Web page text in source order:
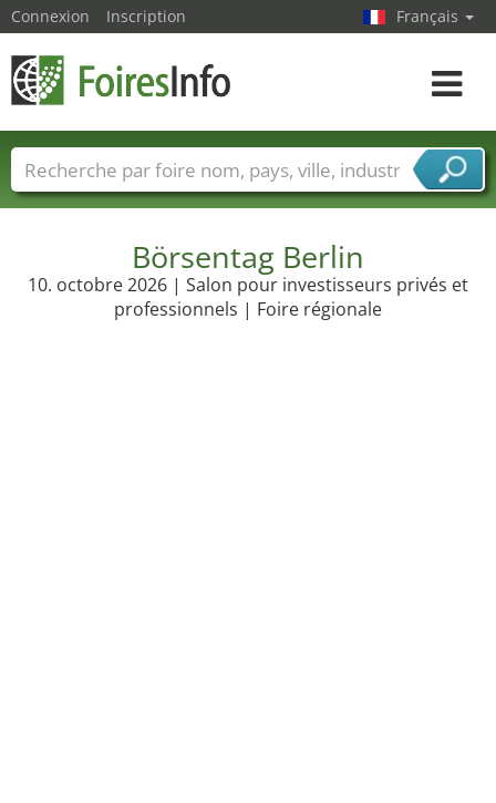
Börsentag Berlin
10. octobre 2026 | Salon pour investisseurs privés et
professionnels | Foire régionale
Connexion Inscription Français
Toggle
Foire noms Pays Villes
Secteurs de foire